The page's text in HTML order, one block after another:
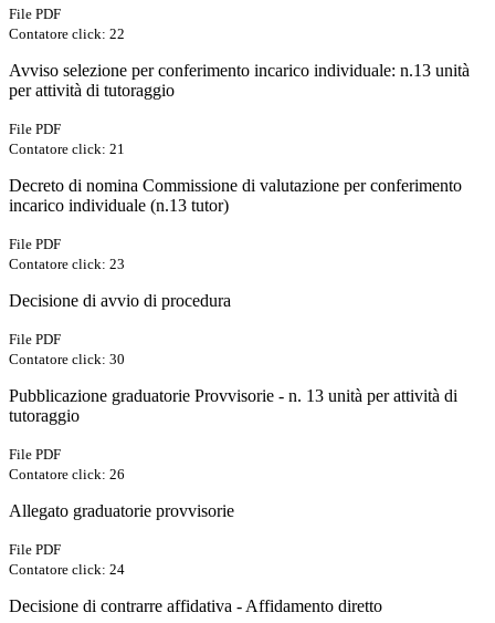
File PDF
Contatore click: 22
Avviso selezione per conferimento incarico individuale: n.13 unità
per attività di tutoraggio
File PDF
Contatore click: 21
Decreto di nomina Commissione di valutazione per conferimento
incarico individuale (n.13 tutor)
File PDF
Contatore click: 23
Decisione di avvio di procedura
File PDF
Contatore click: 30
Pubblicazione graduatorie Provvisorie - n. 13 unità per attività di
tutoraggio
File PDF
Contatore click: 26
Allegato graduatorie provvisorie
File PDF
Contatore click: 24
Decisione di contrarre affidativa - Affidamento diretto